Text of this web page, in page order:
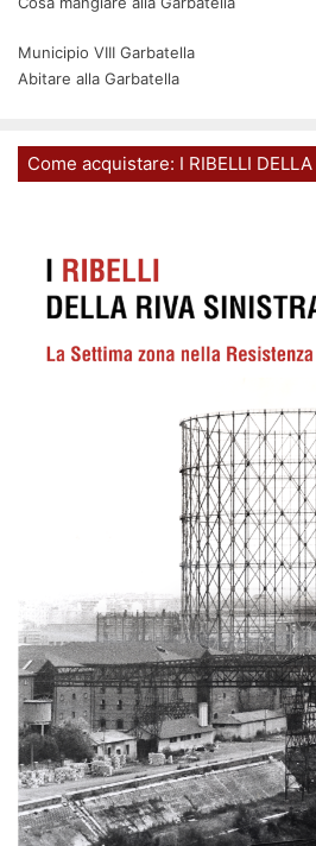
Municipio VIII Garbatella
Abitare alla Garbatella
Come acquistare: I RIBELLI